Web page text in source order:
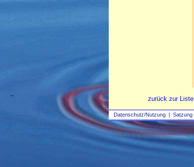
Datenschutz/Nutzung | Satzung
zurück zur Liste